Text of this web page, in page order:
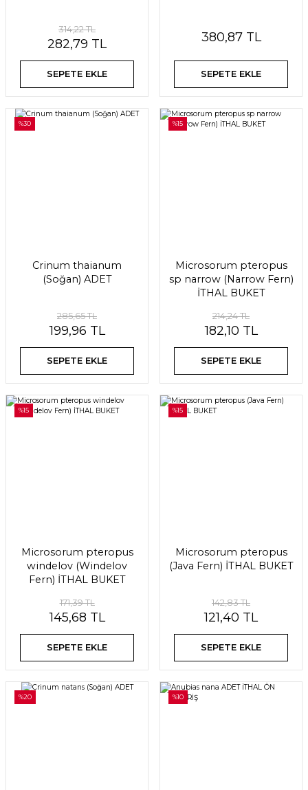
314,22 TL
282,79 TL
SEPETE EKLE
380,87 TL
SEPETE EKLE
%30
Crinum thaianum
(Soğan) ADET
285,65 TL
199,96 TL
SEPETE EKLE
%15
Microsorum pteropus
sp narrow (Narrow Fern)
İTHAL BUKET
214,24 TL
182,10 TL
SEPETE EKLE
%15
Microsorum pteropus
windelov (Windelov
Fern) İTHAL BUKET
171,39 TL
145,68 TL
SEPETE EKLE
%15
Microsorum pteropus
(Java Fern) İTHAL BUKET
142,83 TL
121,40 TL
SEPETE EKLE
%20 %10